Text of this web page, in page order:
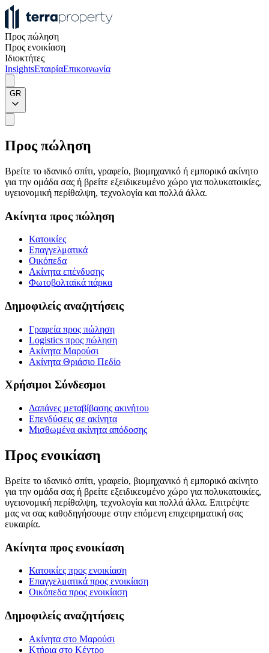
Προς πώληση
Προς ενοικίαση
Ιδιοκτήτες
InsightsΕταιρίαΕπικοινωνία
GR
Προς πώληση
Βρείτε το ιδανικό σπίτι, γραφείο, βιομηχανικό ή εμπορικό ακίνητο
για την ομάδα σας ή βρείτε εξειδικευμένο χώρο για πολυκατοικίες,
υγειονομική περίθαλψη, τεχνολογία και πολλά άλλα.
Ακίνητα προς πώληση
Κατοικίες
Επαγγελματικά
Οικόπεδα
Ακίνητα επένδυσης
Φωτοβολταϊκά πάρκα
Δημοφιλείς αναζητήσεις
Γραφεία προς πώληση
Logistics προς πώληση
Ακίνητα Μαρούσι
Ακίνητα Θριάσιο Πεδίο
Χρήσιμοι Σύνδεσμοι
Δαπάνες μεταβίβασης ακινήτου
Επενδύσεις σε ακίνητα
Μισθωμένα ακίνητα απόδοσης
Προς ενοικίαση
Βρείτε το ιδανικό σπίτι, γραφείο, βιομηχανικό ή εμπορικό ακίνητο
για την ομάδα σας ή βρείτε εξειδικευμένο χώρο για πολυκατοικίες,
υγειονομική περίθαλψη, τεχνολογία και πολλά άλλα. Επιτρέψτε
μας να σας καθοδηγήσουμε στην επόμενη επιχειρηματική σας
ευκαιρία.
Ακίνητα προς ενοικίαση
Κατοικίες προς ενοικίαση
Επαγγελματικά προς ενοικίαση
Οικόπεδα προς ενοικίαση
Δημοφιλείς αναζητήσεις
Ακίνητα στο Μαρούσι
Κτήρια στο Κέντρο